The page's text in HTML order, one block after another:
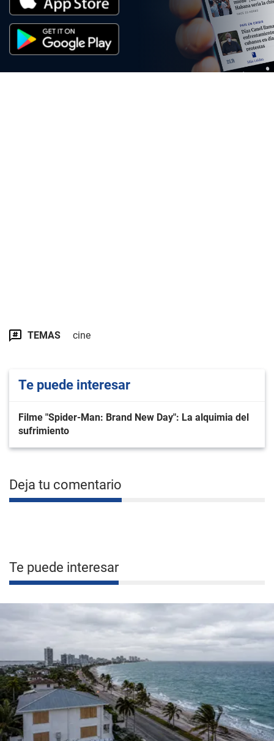
TEMAS cine
Te puede interesar
Filme "Spider-Man: Brand New Day": La alquimia del
sufrimiento
Deja tu comentario
Te puede interesar